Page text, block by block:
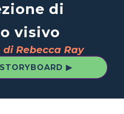
di
visivo
Rebecca Ray
▶